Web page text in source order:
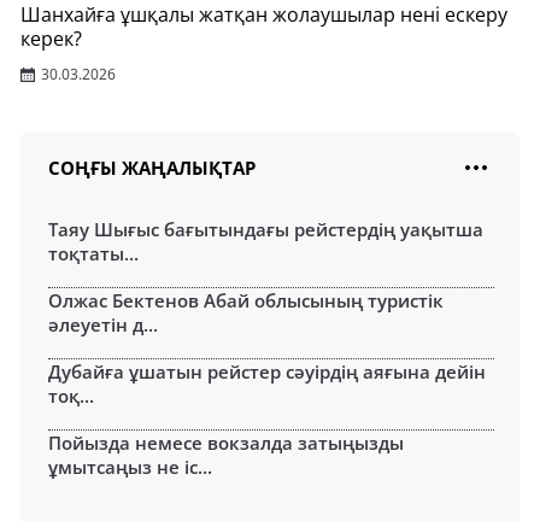
Шанхайға ұшқалы жатқан жолаушылар нені ескеру
керек?
30.03.2026
СОҢҒЫ ЖАҢАЛЫҚТАР
Таяу Шығыс бағытындағы рейстердің уақытша
тоқтаты...
Олжас Бектенов Абай облысының туристік
әлеуетін д...
Дубайға ұшатын рейстер сәуірдің аяғына дейін
тоқ...
Пойызда немесе вокзалда затыңызды
ұмытсаңыз не іс...